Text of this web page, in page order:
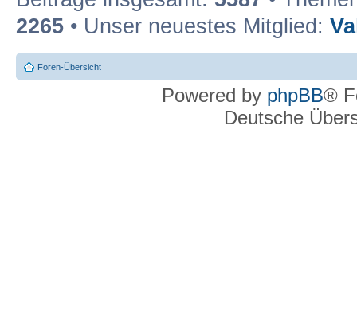
2265 • Unser neuestes Mitglied:
Foren-Übersicht
Powered by phpBB®
Deutsche